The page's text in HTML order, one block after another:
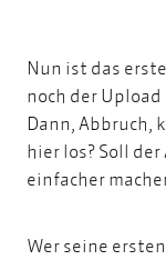
Nun ist das
noch der Upload
Dann, Abbruch,
hier los? Soll der
einfacher
Wer seine